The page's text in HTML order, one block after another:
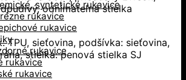
syntetické rukavice
rukavice
rukavice
rukavice
rukavice
rukavice
odnímateľná stielka
TPU, sieťovina, podšívka: sieťovina,
stielka: penová stielka SJ